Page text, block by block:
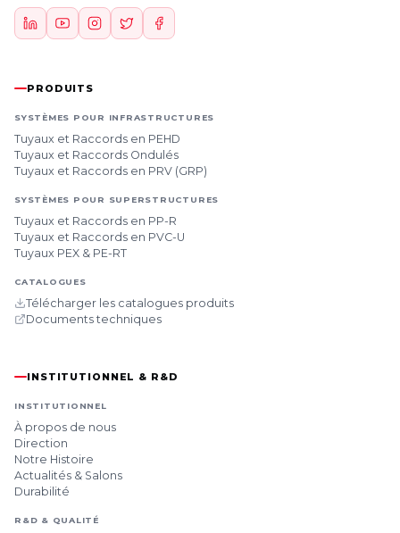
PRODUITS
SYSTÈMES POUR INFRASTRUCTURES
Tuyaux et Raccords en PEHD
Tuyaux et Raccords Ondulés
Tuyaux et Raccords en PRV (GRP)
SYSTÈMES POUR SUPERSTRUCTURES
Tuyaux et Raccords en PP-R
Tuyaux et Raccords en PVC-U
Tuyaux PEX & PE-RT
CATALOGUES
Télécharger les catalogues produits
Documents techniques
INSTITUTIONNEL & R&D
INSTITUTIONNEL
À propos de nous
Direction
Notre Histoire
Actualités & Salons
Durabilité
R&D & QUALITÉ